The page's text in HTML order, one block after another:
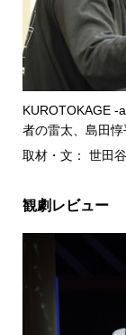
KUROTOKAGE -
者の雷太、島田
取材・文： 世田
観劇レビュー